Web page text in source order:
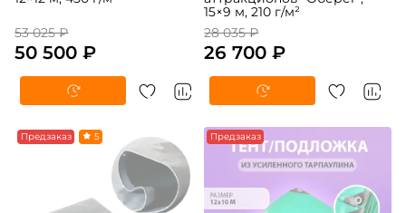
12×12 м, 450 г/м²
53 025 ₽
50 500 ₽
аттракционов "Оберег",
15×9 м, 210 г/м²
28 035 ₽
26 700 ₽
Предзаказ 5 Предзаказ